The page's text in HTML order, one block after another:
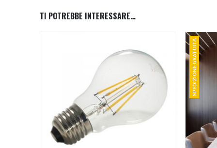
TI POTREBBE INTERESSARE…
SPEDIZIONE GRATUITA